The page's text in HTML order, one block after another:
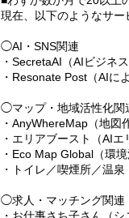
現在、以下のようなサー
◯AI・SNS関連
・SecretaAI（AIビジネ
・Resonate Post（AIに
◯マップ・地域活性化関
・AnyWhereMap（地図
・エリアブースト（AIエ
・Eco Map Global（環境
・トイレ／喫煙所／温
◯求人・マッチング関連